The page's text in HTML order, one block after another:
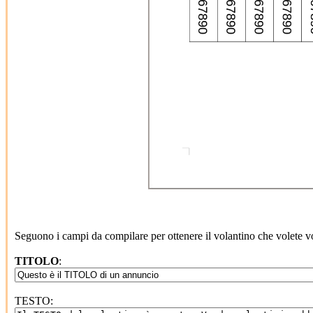
Seguono i campi da compilare per ottenere il volantino che volete
TITOLO:
TESTO: